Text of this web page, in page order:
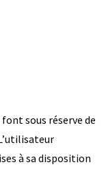
font sous réserve de
à sa disposition